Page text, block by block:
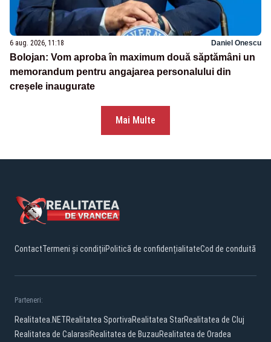
6 aug. 2026, 11:18 Daniel Onescu
Bolojan: Vom aproba în maximum două săptămâni un
memorandum pentru angajarea personalului din
creșele inaugurate
Mai Multe
ContactTermeni și condițiiPolitică de confidențialitateCod de conduită
Parteneri:
Realitatea.NETRealitatea SportivaRealitatea StarRealitatea de Cluj
Realitatea de CalarasiRealitatea de BuzauRealitatea de Oradea